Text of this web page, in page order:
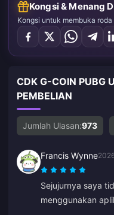
Kongsi & Menang
Kongsi untuk membuka
CDK G-COIN PUBG
PEMBELIAN
Jumlah Ulasan:973
Francis Wynne
Sejujurnya saya
menggunakan